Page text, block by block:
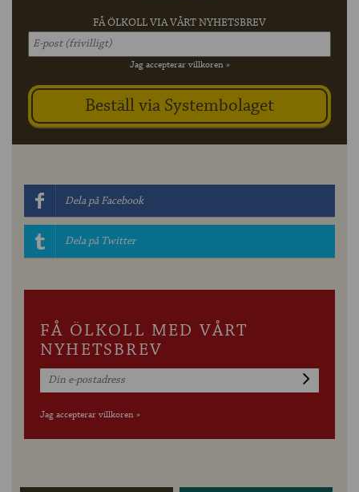
FÅ ÖLKOLL VIA VÅRT NYHETSBREV
Jag accepterar villkoren »
Dela på Facebook
Dela på Twitter
FÅ ÖLKOLL MED VÅRT
NYHETSBREV
Jag accepterar villkoren »